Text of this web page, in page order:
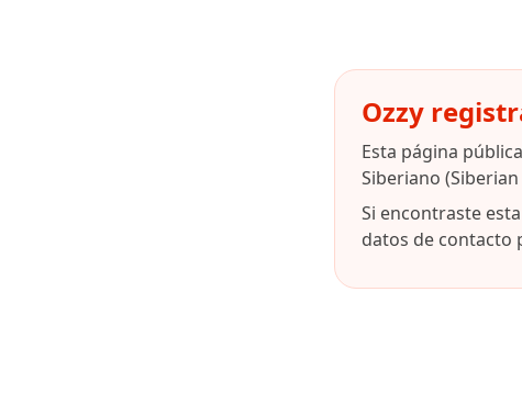
Ozzy
Esta página
Siberiano
Si encontraste
datos de contacto